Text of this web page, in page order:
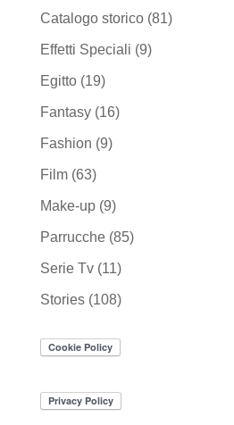
Catalogo storico(81)
Effetti Speciali (9)
Egitto(19)
Fantasy(16)
Fashion (9)
Film(63)
Make-up(9)
Parrucche(85)
Serie Tv(11)
Stories(108)